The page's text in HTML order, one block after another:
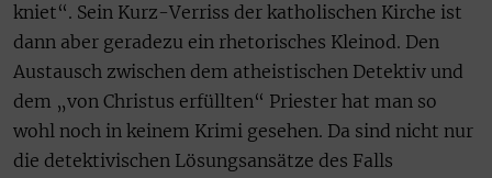
kniet“. Sein Kurz-Verriss der katholischen Kirche ist
dann aber geradezu ein rhetorisches Kleinod. Den
Austausch zwischen dem atheistischen Detektiv und
dem „von Christus erfüllten“ Priester hat man so
wohl noch in keinem Krimi gesehen. Da sind nicht nur
die detektivischen Lösungsansätze des Falls